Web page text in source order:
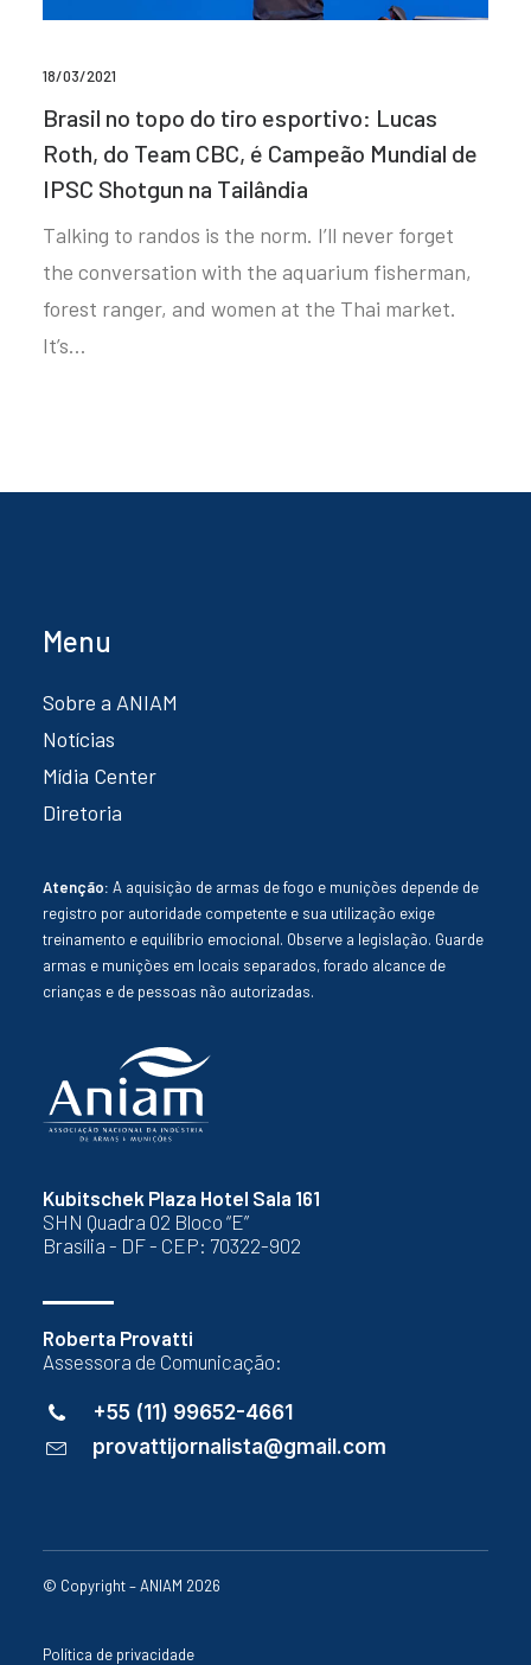
18/03/2021
Brasil no topo do tiro esportivo: Lucas
Roth, do Team CBC, é Campeão Mundial de
IPSC Shotgun na Tailândia
Talking to randos is the norm. I’ll never forget
the conversation with the aquarium fisherman,
forest ranger, and women at the Thai market.
It’s…
Kubitschek Plaza Hotel Sala 161
SHN Quadra 02 Bloco “E”
Brasília - DF - CEP: 70322-902
Roberta Provatti
Assessora de Comunicação:
+55 (11) 99652-4661
provattijornalista@gmail.com
Menu
Sobre a ANIAM
Notícias
Mídia Center
Diretoria
Atenção: A aquisição de armas de fogo e munições depende de
registro por autoridade competente e sua utilização exige
treinamento e equilíbrio emocional. Observe a legislação. Guarde
armas e munições em locais separados, forado alcance de
crianças e de pessoas não autorizadas.
© Copyright – ANIAM 2026
Política de privacidade